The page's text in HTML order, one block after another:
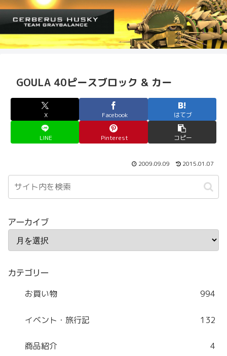
GOULA 40ピースブロック & カー
X Facebook はてブ
LINE Pinterest コピー
2009.09.09 2015.01.07
アーカイブ
カテゴリー
お買い物 994
イベント・旅行記 132
商品紹介 4